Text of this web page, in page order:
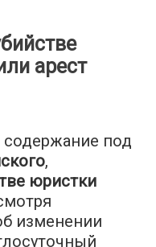
арест
содержание под
,
юристки
изменении